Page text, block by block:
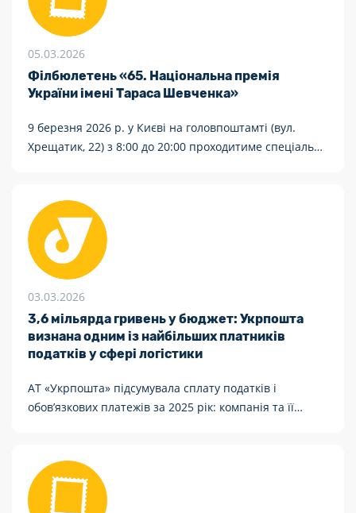
05.03.2026
Філбюлетень «65. Національна премія
України імені Тараса Шевченка»
9 березня 2026 р. у Києві на головпоштамті (вул.
Хрещатик, 22) з 8:00 до 20:00 проходитиме спеціальне
03.03.2026
3,6 мільярда гривень у бюджет: Укрпошта
визнана одним із найбільших платників
податків у сфері логістики
АТ «Укрпошта» підсумувала сплату податків і
обов’язкових платежів за 2025 рік: компанія та її